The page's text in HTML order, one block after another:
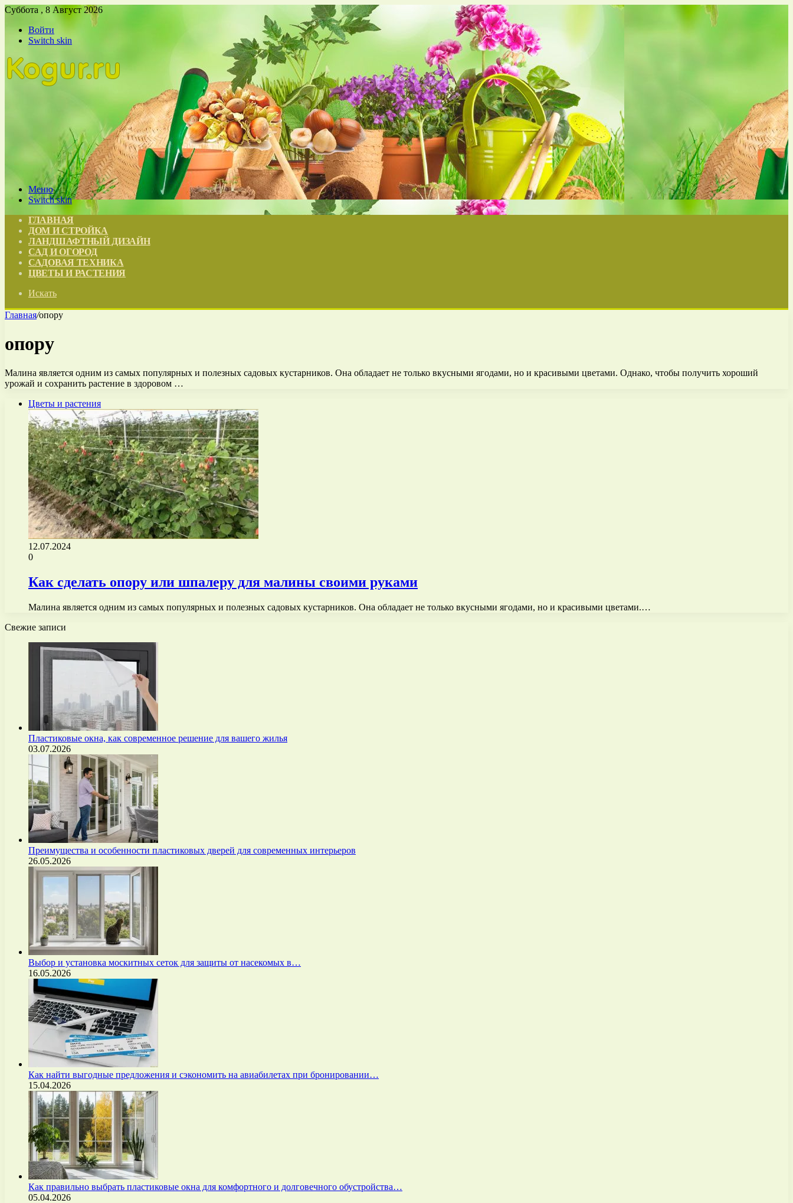
Суббота , 8 Август 2026
Войти
Switch skin
Меню
Switch skin
ГЛАВНАЯ
ДОМ И СТРОЙКА
ЛАНДШАФТНЫЙ ДИЗАЙН
САД И ОГОРОД
САДОВАЯ ТЕХНИКА
ЦВЕТЫ И РАСТЕНИЯ
Искать
Главная/опору
опору
Малина является одним из самых популярных и полезных садовых кустарников. Она обладает не только вкусными ягодами, но и красивыми цветами. Однако, чтобы получить хороший
урожай и сохранить растение в здоровом …
Цветы и растения
12.07.2024
0
Как сделать опору или шпалеру для малины своими руками
Малина является одним из самых популярных и полезных садовых кустарников. Она обладает не только вкусными ягодами, но и красивыми цветами.…
Свежие записи
Пластиковые окна, как современное решение для вашего жилья
03.07.2026
Преимущества и особенности пластиковых дверей для современных интерьеров
26.05.2026
Выбор и установка москитных сеток для защиты от насекомых в…
16.05.2026
Как найти выгодные предложения и сэкономить на авиабилетах при бронировании…
15.04.2026
Как правильно выбрать пластиковые окна для комфортного и долговечного обустройства…
05.04.2026